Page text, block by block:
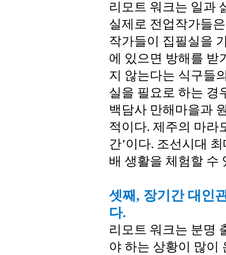
리모트 워크는 일과
실제로 전업작가들
작가들이 집필실을
에 있으면 방해를 받
지 않는다는 식구들
실을 필요로 하는 경
백담사 만해마을과
적이다. 제주의 마라
간’이다. 조선시대
배 생활을 체험할 수
셋째, 장기간 대인
다.
리모트 워크는 분명
야 하는 상황이 많이